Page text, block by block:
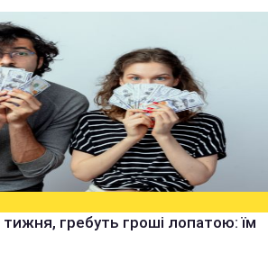
гребуть гроші лопатою: їм